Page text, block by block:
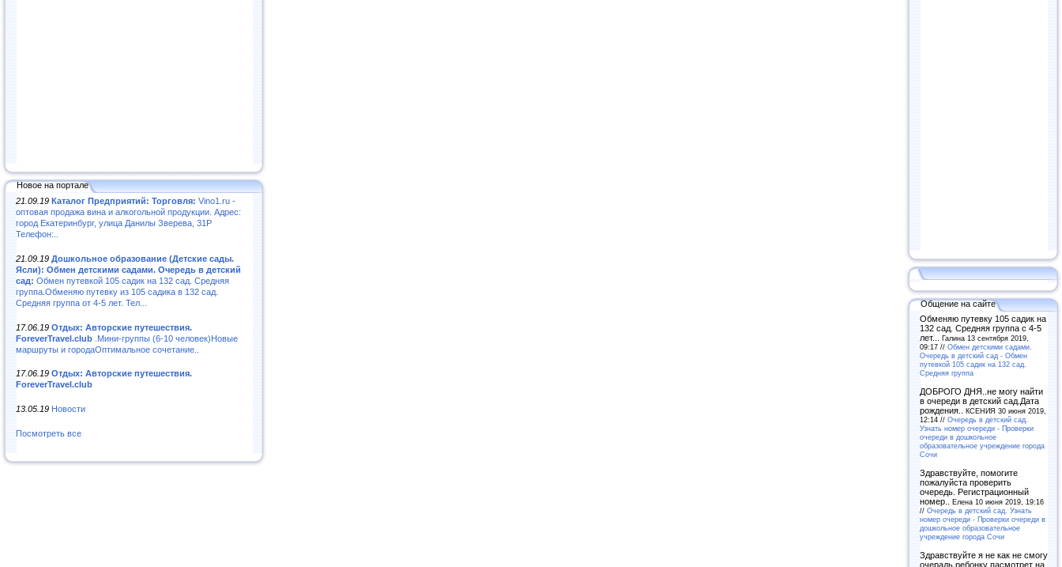
Новое на портале
21.09.19 Каталог Предприятий: Торговля: Vino1.ru -
оптовая продажа вина и алкогольной продукции. Адрес:
город Екатеринбург, улица Данилы Зверева, 31Р
Телефон:..
21.09.19 Дошкольное образование (Детские сады.
Ясли): Обмен детскими садами. Очередь в детский
сад: Обмен путевкой 105 садик на 132 сад. Средняя
группа.Обменяю путевку из 105 садика в 132 сад.
Средняя группа от 4-5 лет. Тел...
17.06.19 Отдых: Авторские путешествия.
ForeverTravel.club .Мини-группы (6-10 человек)Новые
маршруты и городаОптимальное сочетание..
17.06.19 Отдых: Авторские путешествия.
ForeverTravel.club
13.05.19 Новости
Посмотреть все
Общение на сайте
Обменяю путевку 105 садик на
132 сад. Средняя группа с 4-5
лет... Галина 13 сентября 2019,
09:17 // Обмен детскими садами.
Очередь в детский сад - Обмен
путевкой 105 садик на 132 сад.
Средняя группа
ДОБРОГО ДНЯ..не могу найти
в очереди в детский сад.Дата
рождения.. КСЕНИЯ 30 июня 2019,
12:14 // Очередь в детский сад.
Узнать номер очереди - Проверки
очереди в дошкольное
образовательное учреждение города
Сочи
Здравствуйте, помогите
пожалуйста проверить
очередь. Регистрационный
номер.. Елена 10 июня 2019, 19:16
// Очередь в детский сад. Узнать
номер очереди - Проверки очереди в
дошкольное образовательное
учреждение города Сочи
Здравствуйте я не как не смогу
очерадь ребонку пасмотрет на